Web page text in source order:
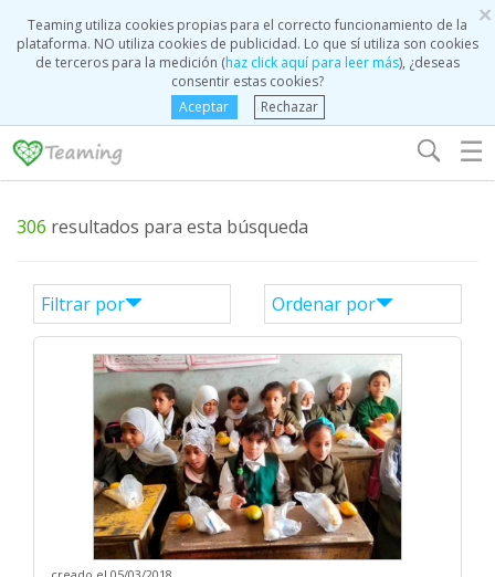
×
Teaming utiliza cookies propias para el correcto funcionamiento de la
plataforma. NO utiliza cookies de publicidad. Lo que sí utiliza son cookies
de terceros para la medición (haz click aquí para leer más), ¿deseas
consentir estas cookies?
Aceptar
Rechazar
☰
306 resultados para esta búsqueda
Filtrar por Ordenar por